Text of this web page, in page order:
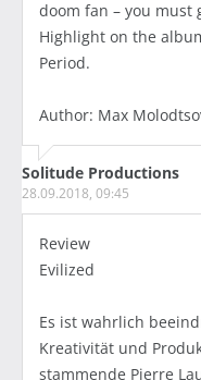
doom fan – you must
Highlight on the
Period.
Author: Max
Solitude Productions
28.09.2018, 09:45
Review
Evilized
Es ist wahrlich
Kreativität und
stammende Pierre